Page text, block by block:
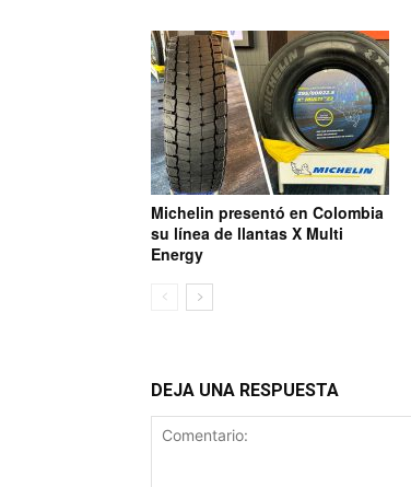
Michelin presentó en Colombia
su línea de llantas X Multi
Energy
DEJA UNA RESPUESTA